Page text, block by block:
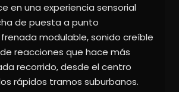
en una experiencia sensorial
de puesta a punto
modulable, sonido creíble
reacciones que hace más
recorrido, desde el centro
rápidos tramos suburbanos.